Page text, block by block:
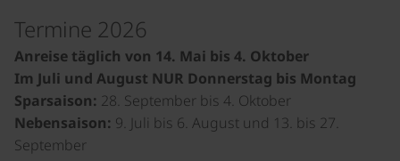
Termine 2026
Anreise täglich von 14. Mai bis 4. Oktober
Im Juli und August NUR Donnerstag bis Montag
Sparsaison: 28. September bis 4. Oktober
Nebensaison: 9. Juli bis 6. August und 13. bis 27.
September